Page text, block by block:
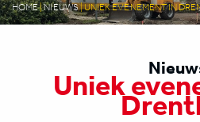
HOME|NIEUWS|UNIEK EVENEMENT IN
Uniek